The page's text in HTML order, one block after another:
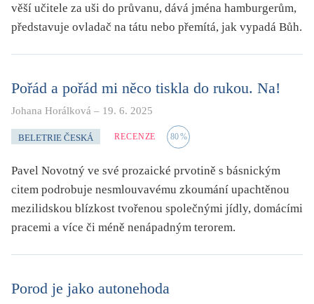
věší učitele za uši do průvanu, dává jména hamburgerům,
představuje ovladač na tátu nebo přemítá, jak vypadá Bůh.
Pořád a pořád mi něco tiskla do rukou. Na!
Johana Horálková – 19. 6. 2025
BELETRIE ČESKÁ RECENZE 80%
Pavel Novotný ve své prozaické prvotině s básnickým
citem podrobuje nesmlouvavému zkoumání upachtěnou
mezilidskou blízkost tvořenou společnými jídly, domácími
pracemi a více či méně nenápadným terorem.
Porod je jako autonehoda